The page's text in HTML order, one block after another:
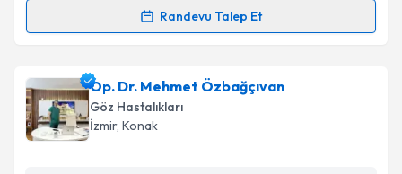
Randevu Talep Et
Randevu Takvimi Talebi
Op. Dr. Serdar İlgüyiçin randevu takvimi talebi
oluşturun. Size bu uzmandan randevu almanız için bir
takvim hazırlandığında e-posta ile bilgilendireceğiz.
Op. Dr. Mehmet Özbağçıvan
Göz Hastalıkları
İzmir, Konak